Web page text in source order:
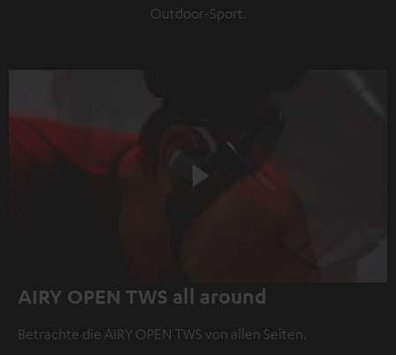
Outdoor-Sport.
Video
AIRY OPEN TWS all around
Betrachte die AIRY OPEN TWS von allen Seiten.